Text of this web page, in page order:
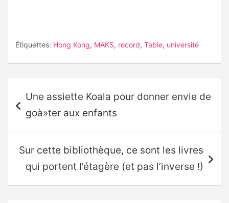
Étiquettes: Hong Kong, MAKS, record, Table, université
de
l’article
Une assiette Koala pour donner envie de
goà»ter aux enfants
Sur cette bibliothèque, ce sont les livres
qui portent l’étagère (et pas l’inverse !)